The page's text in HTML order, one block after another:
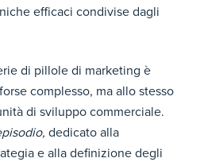
efficaci condivise dagli
di pillole di marketing è
complesso, ma allo stesso
di sviluppo commerciale.
dedicato alla
e alla definizione degli